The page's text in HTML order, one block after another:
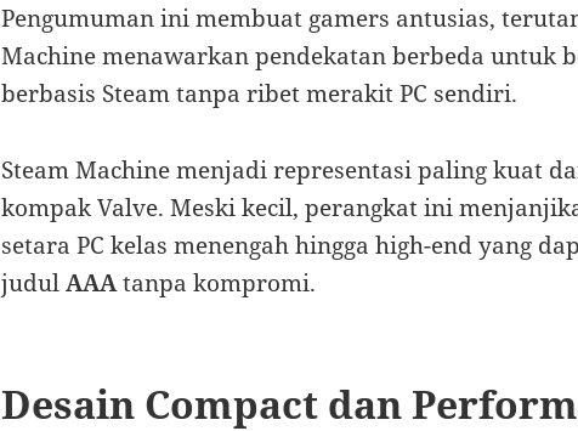
Pengumuman ini membuat gamers antusias,
Machine menawarkan pendekatan berbeda untuk
berbasis Steam tanpa ribet merakit PC sendiri.
Steam Machine menjadi representasi paling kuat
kompak Valve. Meski kecil, perangkat ini
setara PC kelas menengah hingga high-end yang
judulAAAtanpa kompromi.
Desain Compact dan